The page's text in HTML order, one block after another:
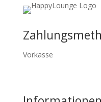
Vorkasse